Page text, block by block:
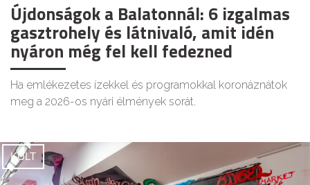
Újdonságok a Balatonnál: 6 izgalmas
gasztrohely és látnivaló, amit idén
nyáron még fel kell fedezned
Ha emlékezetes ízekkel és programokkal koronáznátok
meg a 2026-os nyári élmények sorát.
KULT